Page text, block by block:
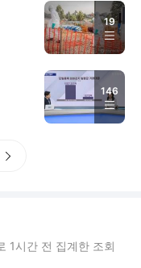
19
146
1시간 전 집계한 조회